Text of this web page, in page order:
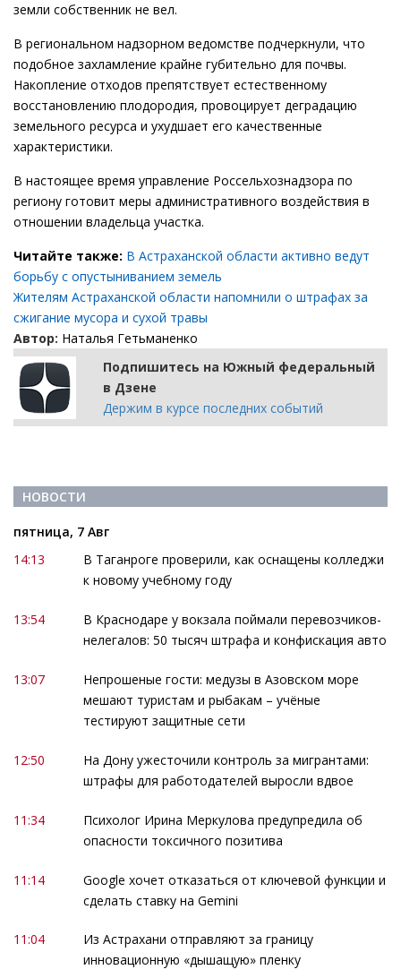
земли собственник не вел.
В региональном надзорном ведомстве подчеркнули, что
подобное захламление крайне губительно для почвы.
Накопление отходов препятствует естественному
восстановлению плодородия, провоцирует деградацию
земельного ресурса и ухудшает его качественные
характеристики.
В настоящее время управление Россельхознадзора по
региону готовит меры административного воздействия в
отношении владельца участка.
Читайте также: В Астраханской области активно ведут
борьбу с опустыниванием земель
Жителям Астраханской области напомнили о штрафах за
сжигание мусора и сухой травы
Автор: Наталья Гетьманенко
Подпишитесь на Южный федеральный
в Дзене
Держим в курсе последних событий
НОВОСТИ
пятница, 7 Авг
14:13
В Таганроге проверили, как оснащены колледжи
к новому учебному году
13:54
В Краснодаре у вокзала поймали перевозчиков-
нелегалов: 50 тысяч штрафа и конфискация авто
13:07
Непрошеные гости: медузы в Азовском море
мешают туристам и рыбакам – учёные
тестируют защитные сети
12:50
На Дону ужесточили контроль за мигрантами:
штрафы для работодателей выросли вдвое
11:34
Психолог Ирина Меркулова предупредила об
опасности токсичного позитива
11:14
Google хочет отказаться от ключевой функции и
сделать ставку на Gemini
11:04
Из Астрахани отправляют за границу
инновационную «дышащую» пленку